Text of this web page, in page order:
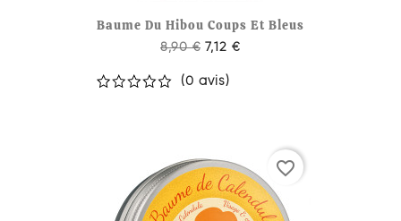
Baume Du Hibou Coups Et Bleus
8,90 € 7,12 €
(0 avis)
favorite_border